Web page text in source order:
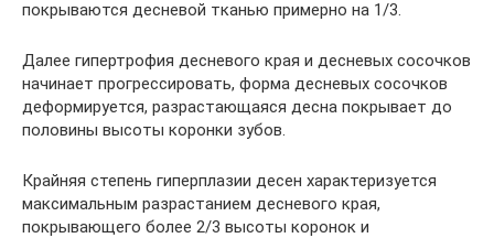
покрываются десневой тканью примерно на 1/3.
Далее гипертрофия десневого края и десневых сосочков
начинает прогрессировать, форма десневых сосочков
деформируется, разрастающаяся десна покрывает до
половины высоты коронки зубов.
Крайняя степень гиперплазии десен характеризуется
максимальным разрастанием десневого края,
покрывающего более 2/3 высоты коронок и